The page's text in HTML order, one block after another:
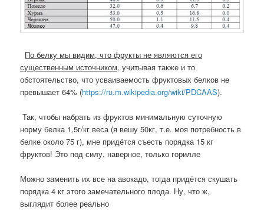
По белку мы видим, что фрукты не являются его
существенным источником, учитывая также и то
обстоятельство, что усваиваемость фруктовых белков не
превышает 64% (https://ru.m.wikipedia.org/wiki/PDCAAS).
Так, чтобы набрать из фруктов минимальную суточную
норму белка 1,5г/кг веса (я вешу 50кг, т.е. моя потребность в
белке около 75 г), мне придётся съесть порядка 15 кг
фруктов! Это под силу, наверное, только горилле
Можно заменить их все на авокадо, тогда придётся скушать
порядка 4 кг этого замечательного плода. Ну, что ж,
выглядит более реально